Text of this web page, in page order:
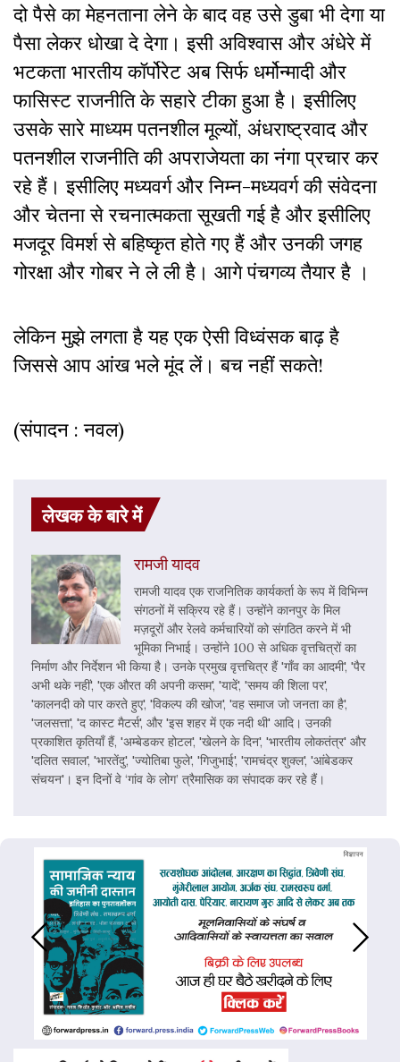
दो पैसे का मेहनताना लेने के बाद वह उसे डुबा भी देगा या
पैसा लेकर धोखा दे देगा। इसी अविश्वास और अंधेरे में
भटकता भारतीय कॉर्पोरेट अब सिर्फ धर्मोन्मादी और
फासिस्ट राजनीति के सहारे टीका हुआ है। इसीलिए
उसके सारे माध्यम पतनशील मूल्यों, अंधराष्ट्रवाद और
पतनशील राजनीति की अपराजेयता का नंगा प्रचार कर
रहे हैं। इसीलिए मध्यवर्ग और निम्न-मध्यवर्ग की संवेदना
और चेतना से रचनात्मकता सूखती गई है और इसीलिए
मजदूर विमर्श से बहिष्कृत होते गए हैं और उनकी जगह
गोरक्षा और गोबर ने ले ली है। आगे पंचगव्य तैयार है ।
लेकिन मुझे लगता है यह एक ऐसी विध्वंसक बाढ़ है
जिससे आप आंख भले मूंद लें। बच नहीं सकते!
(संपादन : नवल)
लेखक के बारे में
रामजी यादव
रामजी यादव एक राजनितिक कार्यकर्ता के रूप में विभिन्न
संगठनों में सक्रिय रहे हैं। उन्होंने कानपुर के मिल
मज़दूरों और रेलवे कर्मचारियों को संगठित करने में भी
भूमिका निभाई। उन्होंने 100 से अधिक वृत्तचित्रों का
निर्माण और निर्देशन भी किया है। उनके प्रमुख वृत्तचित्र हैं 'गाँव का आदमी', 'पैर
अभी थके नहीं', 'एक औरत की अपनी कसम', 'यादें', 'समय की शिला पर',
'कालनदी को पार करते हुए', 'विकल्प की खोज', 'वह समाज जो जनता का है',
'जलसत्ता', 'द कास्ट मैटर्स', और 'इस शहर में एक नदी थी' आदि। उनकी
प्रकाशित कृतियाँ हैं, 'अम्बेडकर होटल', 'खेलने के दिन', 'भारतीय लोकतंत्र' और
'दलित सवाल', 'भारतेंदु', 'ज्योतिबा फुले', 'गिजुभाई', 'रामचंद्र शुक्ल', 'आंबेडकर
संचयन'। इन दिनों वे ‘गांव के लोग’ त्रैमासिक का संपादक कर रहे हैं।